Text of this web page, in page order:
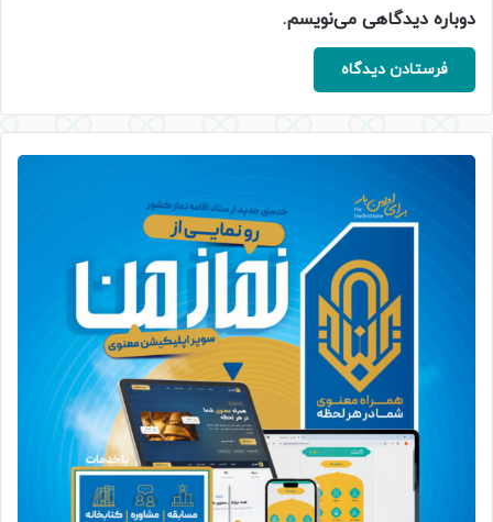
دوباره دیدگاهی می‌نویسم.